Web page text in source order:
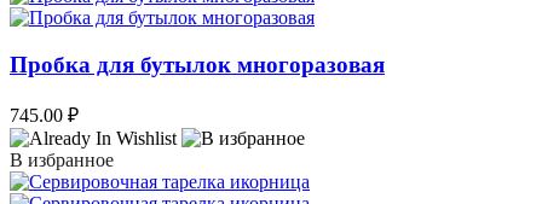
Пробка для бутылок многоразовая
745.00 ₽
В избранное